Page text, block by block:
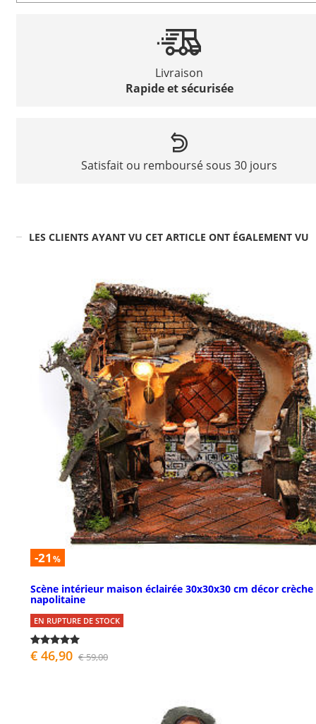
Livraison
Rapide et sécurisée
Satisfait ou remboursé sous 30 jours
LES CLIENTS AYANT VU CET ARTICLE ONT ÉGALEMENT VU
-21 %
Scène intérieur maison éclairée 30x30x30 cm décor crèche
napolitaine
EN RUPTURE DE STOCK
€ 46,90 € 59,00